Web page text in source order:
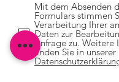
Mit dem Absenden
Formulars stimmen
Verarbeitung Ihrer
Daten zur
Anfrage zu.
finden Sie in unserer